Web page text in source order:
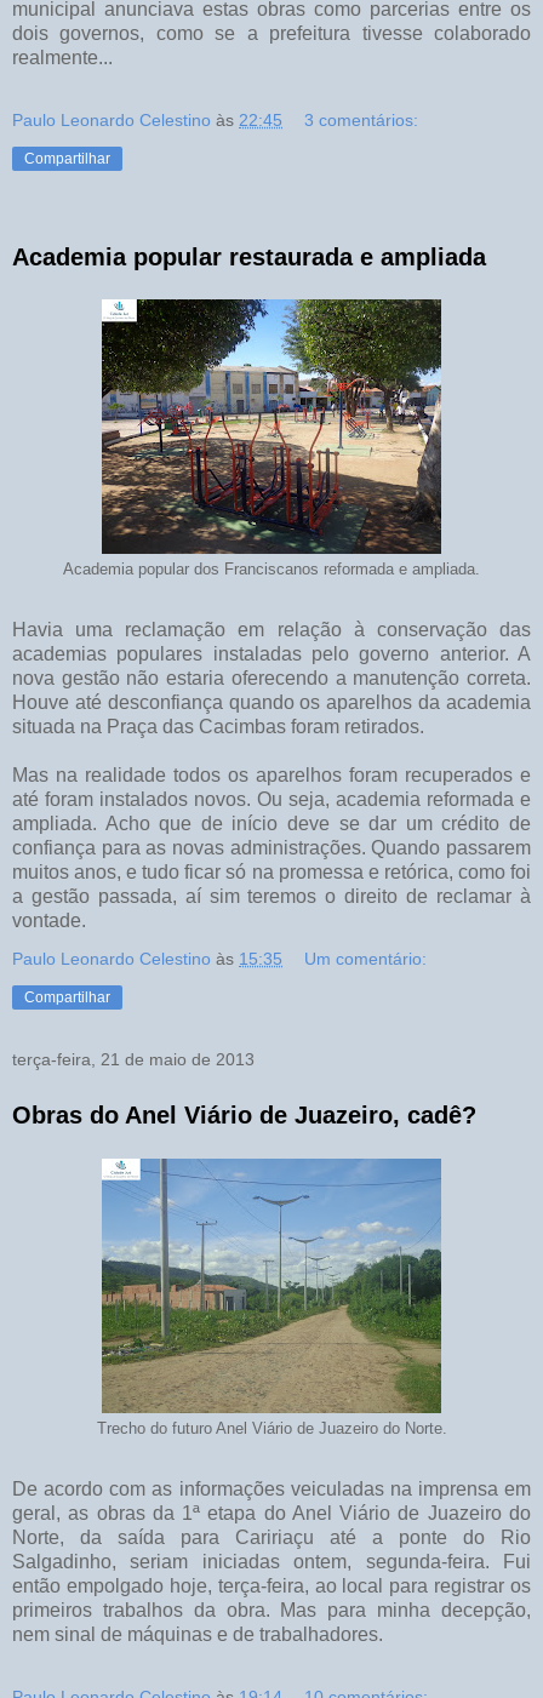
municipal anunciava estas obras como parcerias entre os
dois governos, como se a prefeitura tivesse colaborado
realmente...
Paulo Leonardo Celestino às 22:45 3 comentários:
Compartilhar
Academia popular restaurada e ampliada
Academia popular dos Franciscanos reformada e ampliada.
Havia uma reclamação em relação à conservação das
academias populares instaladas pelo governo anterior. A
nova gestão não estaria oferecendo a manutenção correta.
Houve até desconfiança quando os aparelhos da academia
situada na Praça das Cacimbas foram retirados.
Mas na realidade todos os aparelhos foram recuperados e
até foram instalados novos. Ou seja, academia reformada e
ampliada. Acho que de início deve se dar um crédito de
confiança para as novas administrações. Quando passarem
muitos anos, e tudo ficar só na promessa e retórica, como foi
a gestão passada, aí sim teremos o direito de reclamar à
vontade.
Paulo Leonardo Celestino às 15:35 Um comentário:
Compartilhar
terça-feira, 21 de maio de 2013
Obras do Anel Viário de Juazeiro, cadê?
Trecho do futuro Anel Viário de Juazeiro do Norte.
De acordo com as informações veiculadas na imprensa em
geral, as obras da 1ª etapa do Anel Viário de Juazeiro do
Norte, da saída para Caririaçu até a ponte do Rio
Salgadinho, seriam iniciadas ontem, segunda-feira. Fui
então empolgado hoje, terça-feira, ao local para registrar os
primeiros trabalhos da obra. Mas para minha decepção,
nem sinal de máquinas e de trabalhadores.